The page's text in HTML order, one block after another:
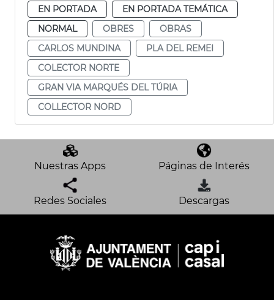
EN PORTADA
EN PORTADA TEMÁTICA
NORMAL
OBRES
OBRAS
CARLOS MUNDINA
PLA DEL REMEI
COLECTOR NORTE
GRAN VIA MARQUÉS DEL TÚRIA
COLLECTOR NORD
Nuestras Apps Páginas de Interés
Redes Sociales Descargas